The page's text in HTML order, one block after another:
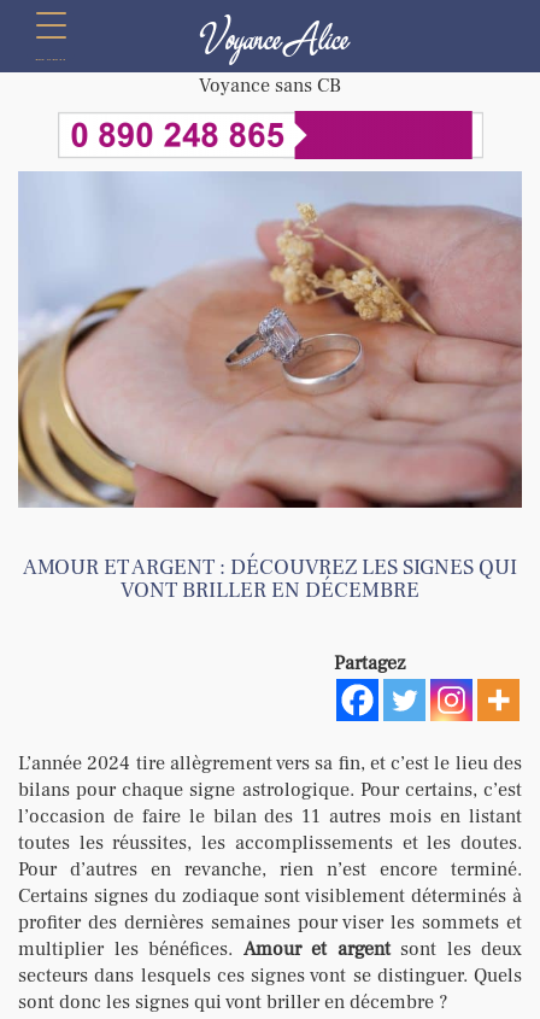
Voyance Alice
Voyance sans CB
AMOUR ET ARGENT : DÉCOUVREZ LES SIGNES QUI
VONT BRILLER EN DÉCEMBRE
Partagez
L’année 2024 tire allègrement vers sa fin, et c’est le lieu des
bilans pour chaque signe astrologique. Pour certains, c’est
l’occasion de faire le bilan des 11 autres mois en listant
toutes les réussites, les accomplissements et les doutes.
Pour d’autres en revanche, rien n’est encore terminé.
Certains signes du zodiaque sont visiblement déterminés à
profiter des dernières semaines pour viser les sommets et
multiplier les bénéfices. Amour et argentsont les deux
secteurs dans lesquels ces signes vont se distinguer. Quels
sont donc les signes qui vont briller en décembre ?
menu